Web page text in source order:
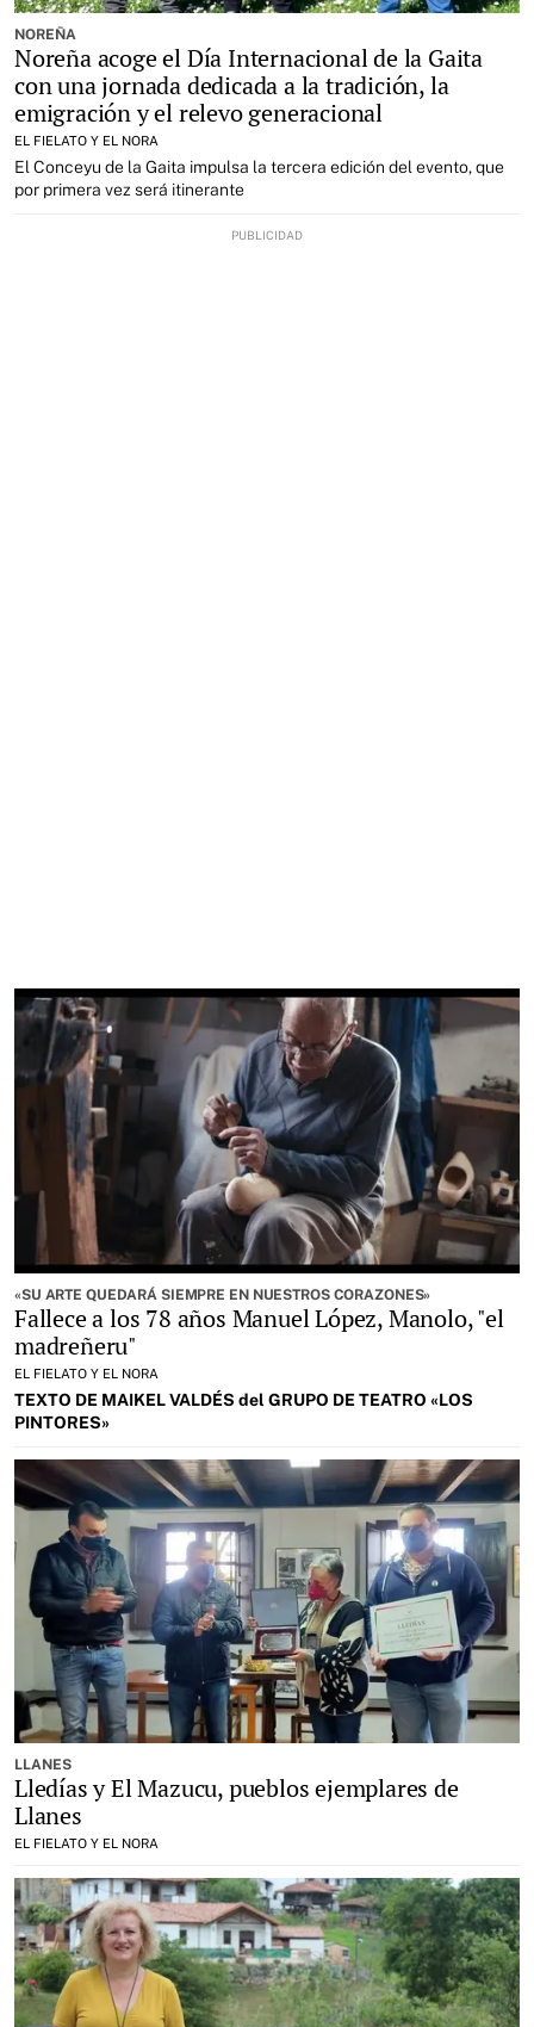
NOREÑA
Noreña acoge el Día Internacional de la Gaita
con una jornada dedicada a la tradición, la
emigración y el relevo generacional
EL FIELATO Y EL NORA
El Conceyu de la Gaita impulsa la tercera edición del evento, que
por primera vez será itinerante
«SU ARTE QUEDARÁ SIEMPRE EN NUESTROS CORAZONES»
Fallece a los 78 años Manuel López, Manolo, "el
madreñeru"
EL FIELATO Y EL NORA
TEXTO DE MAIKEL VALDÉS del GRUPO DE TEATRO «LOS
PINTORES»
LLANES
Lledías y El Mazucu, pueblos ejemplares de
Llanes
EL FIELATO Y EL NORA